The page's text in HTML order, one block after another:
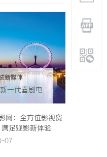
新媒体
一代喜剧电
网：全方位影视资
足观影新体验
07